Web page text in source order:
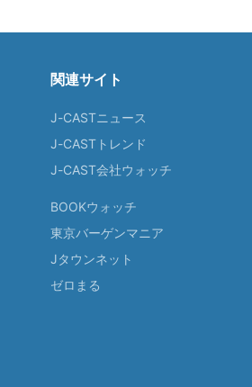
関連サイト
J-CASTニュース
J-CASTトレンド
J-CAST会社ウォッチ
BOOKウォッチ
東京バーゲンマニア
Jタウンネット
ゼロまる